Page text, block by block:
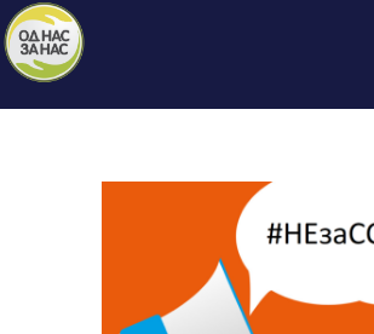
НАШЕ ПРАВО
ПРОЕКТИ